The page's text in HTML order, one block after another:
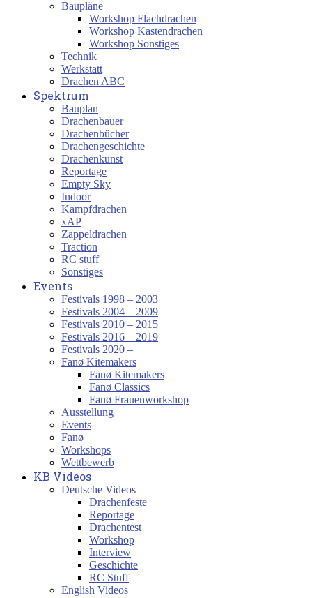
Baupläne
Workshop Flachdrachen
Workshop Kastendrachen
Workshop Sonstiges
Technik
Werkstatt
Drachen ABC
Spektrum
Bauplan
Drachenbauer
Drachenbücher
Drachengeschichte
Drachenkunst
Reportage
Empty Sky
Indoor
Kampfdrachen
xAP
Zappeldrachen
Traction
RC stuff
Sonstiges
Events
Festivals 1998 – 2003
Festivals 2004 – 2009
Festivals 2010 – 2015
Festivals 2016 – 2019
Festivals 2020 –
Fanø Kitemakers
Fanø Kitemakers
Fanø Classics
Fanø Frauenworkshop
Ausstellung
Events
Fanø
Workshops
Wettbewerb
KB Videos
Deutsche Videos
Drachenfeste
Reportage
Drachentest
Workshop
Interview
Geschichte
RC Stuff
English Videos